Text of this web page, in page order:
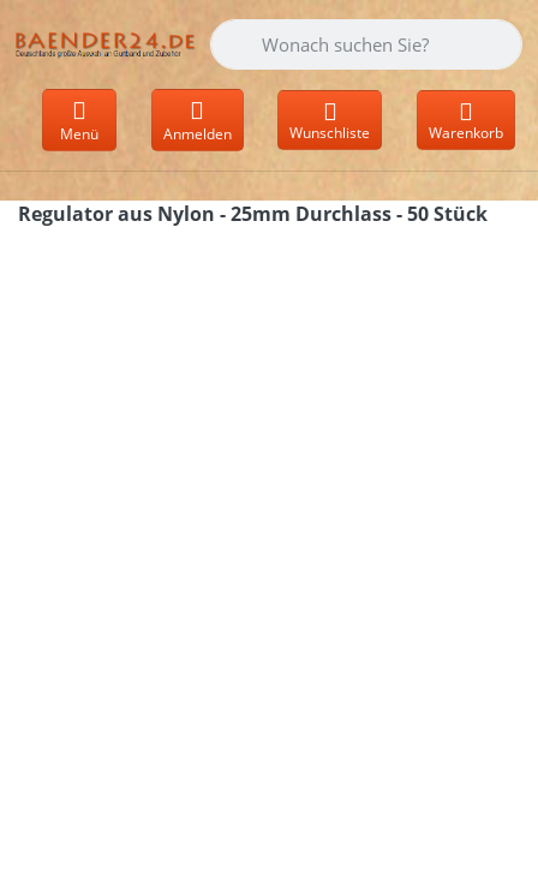
Geben Sie einen Suchbegriff ein.
Menü Anmelden Wunschliste Warenkorb
Regulator aus Nylon - 25mm Durchlass - 50 Stück